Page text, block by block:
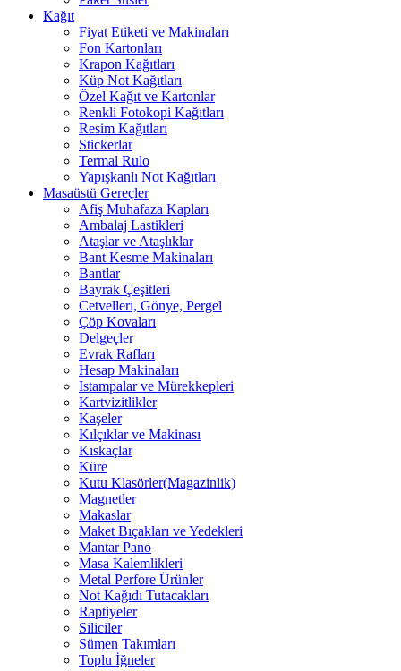
Kağıt
Fiyat Etiketi ve Makinaları
Fon Kartonları
Krapon Kağıtları
Küp Not Kağıtları
Özel Kağıt ve Kartonlar
Renkli Fotokopi Kağıtları
Resim Kağıtları
Stickerlar
Termal Rulo
Yapışkanlı Not Kağıtları
Masaüstü Gereçler
Afiş Muhafaza Kapları
Ambalaj Lastikleri
Ataşlar ve Ataşlıklar
Bant Kesme Makinaları
Bantlar
Bayrak Çeşitleri
Cetvelleri, Gönye, Pergel
Çöp Kovaları
Delgeçler
Evrak Rafları
Hesap Makinaları
Istampalar ve Mürekkepleri
Kartvizitlikler
Kaşeler
Kılçıklar ve Makinası
Kıskaçlar
Küre
Kutu Klasörler(Magazinlik)
Magnetler
Makaslar
Maket Bıçakları ve Yedekleri
Mantar Pano
Masa Kalemlikleri
Metal Perfore Ürünler
Not Kağıdı Tutacakları
Raptiyeler
Siliciler
Sümen Takımları
Toplu İğneler